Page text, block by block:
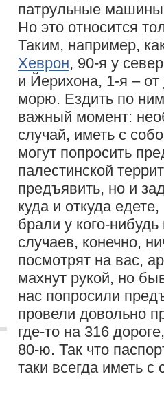
патрульные
Но это относится
Таким, например,
Хеврон, 90-я у
и Йерихона, 1-я – от
морю. Ездить по
важный момент:
случай, иметь с
могут попросить
палестинской
предъявить, но и
куда и откуда
брали у кого-
случаев, конечно,
посмотрят на вас,
махнут рукой, но
нас попросили
провели довольно
где-то на 316
80-ю. Так что
таки всегда иметь с